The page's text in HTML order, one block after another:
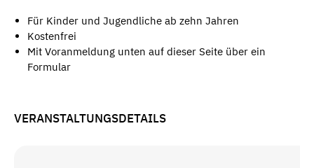
Für Kinder und Jugendliche ab zehn Jahren
Kostenfrei
Mit Voranmeldung unten auf dieser Seite über ein
Formular
VERANSTALTUNGSDETAILS